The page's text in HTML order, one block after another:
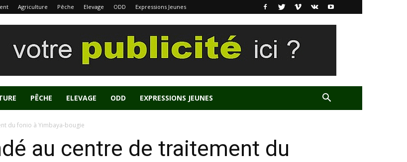
Agriculture Pêche Elevage ODD Expressions Jeunes
PÊCHE ELEVAGE ODD EXPRESSIONS JEUNES
du fonio à Yimbaya-bougie
au centre de traitement du